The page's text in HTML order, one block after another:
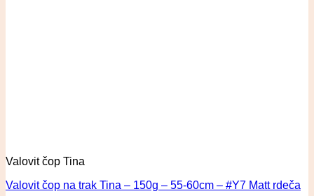
Valovit čop Tina
Valovit čop na trak Tina – 150g – 55-60cm – #Y7 Matt rdeča